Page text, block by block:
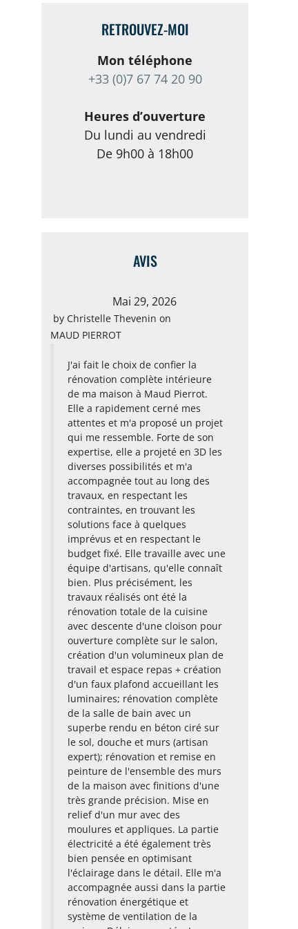
RETROUVEZ-MOI
Mon téléphone
+33 (0)7 67 74 20 90
Heures d’ouverture
Du lundi au vendredi
De 9h00 à 18h00
AVIS
Mai 29, 2026
by Christelle Thevenin on
MAUD PIERROT
J'ai fait le choix de confier la
rénovation complète intérieure
de ma maison à Maud Pierrot.
Elle a rapidement cerné mes
attentes et m'a proposé un projet
qui me ressemble. Forte de son
expertise, elle a projeté en 3D les
diverses possibilités et m'a
accompagnée tout au long des
travaux, en respectant les
contraintes, en trouvant les
solutions face à quelques
imprévus et en respectant le
budget fixé. Elle travaille avec une
équipe d'artisans, qu'elle connaît
bien. Plus précisément, les
travaux réalisés ont été la
rénovation totale de la cuisine
avec descente d'une cloison pour
ouverture complète sur le salon,
création d'un volumineux plan de
travail et espace repas + création
d'un faux plafond accueillant les
luminaires; rénovation complète
de la salle de bain avec un
superbe rendu en béton ciré sur
le sol, douche et murs (artisan
expert); rénovation et remise en
peinture de l'ensemble des murs
de la maison avec finitions d'une
très grande précision. Mise en
relief d'un mur avec des
moulures et appliques. La partie
électricité a été également très
bien pensée en optimisant
l'éclairage dans le détail. Elle m'a
accompagnée aussi dans la partie
rénovation énergétique et
système de ventilation de la